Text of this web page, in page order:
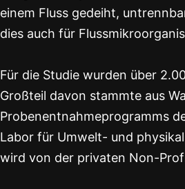
einem Fluss gedeiht,
dies auch für
Für die Studie wurden über
Großteil davon stammte aus
Probenentnahmeprogramms
Labor für Umwelt- und
wird von der privaten Non-